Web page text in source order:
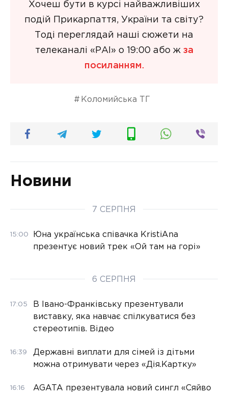
Хочеш бути в курсі найважливіших
подій Прикарпаття, України та світу?
Тоді переглядай наші сюжети на
телеканалі «РАІ» о 19:00 або ж за
посиланням.
Коломийська ТГ
Новини
7 СЕРПНЯ
15:00
Юна українська співачка KristiAna
презентує новий трек «Ой там на горі»
6 СЕРПНЯ
17:05
В Івано-Франківську презентували
виставку, яка навчає спілкуватися без
стереотипів. Відео
16:39
Державні виплати для сімей із дітьми
можна отримувати через «Дія.Картку»
16:16
AGATA презентувала новий сингл «Сяйво